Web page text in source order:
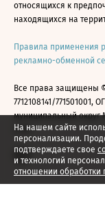
На нашем сайте
персонализации.
подтверждаете свое
и технологий
отношении обработки
относящихся к
находящихся на
Правила применения
рекламно-обменной
Все права защищены
7712108141/771501001,
муниципальный округ
2026